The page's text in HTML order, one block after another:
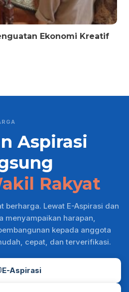
Ekonomi Kreatif
Aspirasi
Rakyat
berharga. Lewat E-Aspirasi dan
menyampaikan harapan,
kepada anggota
cepat, dan terverifikasi.
E-Aspirasi